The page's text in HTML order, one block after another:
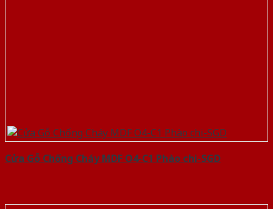
Cửa Gỗ Chống Cháy MDF O4-C1 Phào chi-SGD